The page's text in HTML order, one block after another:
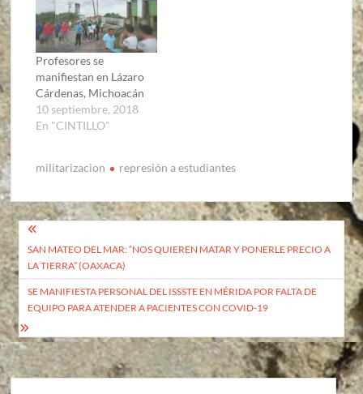
Profesores se
manifiestan en Lázaro
Cárdenas, Michoacán
10 septiembre, 2018
En "CINTILLO"
militarizacion represión a estudiantes
Navegación
de
entradas
SAN MATEO DEL MAR: “NOS QUIEREN MATAR Y PONERLE PRECIO A
LA TIERRA” (OAXACA)
SE MANIFIESTA PERSONAL DEL ISSSTE EN MÉRIDA POR FALTA DE
EQUIPO PARA ATENDER A PACIENTES CON COVID-19